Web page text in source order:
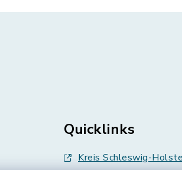
Quicklinks
Kreis Schleswig-